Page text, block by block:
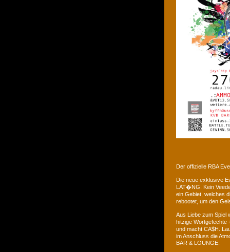
Der offizielle RBA
Die neue exklusive
LAT�NG. Kein
ein Gebiet, welches
rebootet, um den
Aus Liebe zum Spiel
hitzige Wortgefechte
und macht CA$H.
im Anschluss die
BAR & LOUNGE.